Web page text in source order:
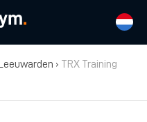
Leeuwarden › TRX Training